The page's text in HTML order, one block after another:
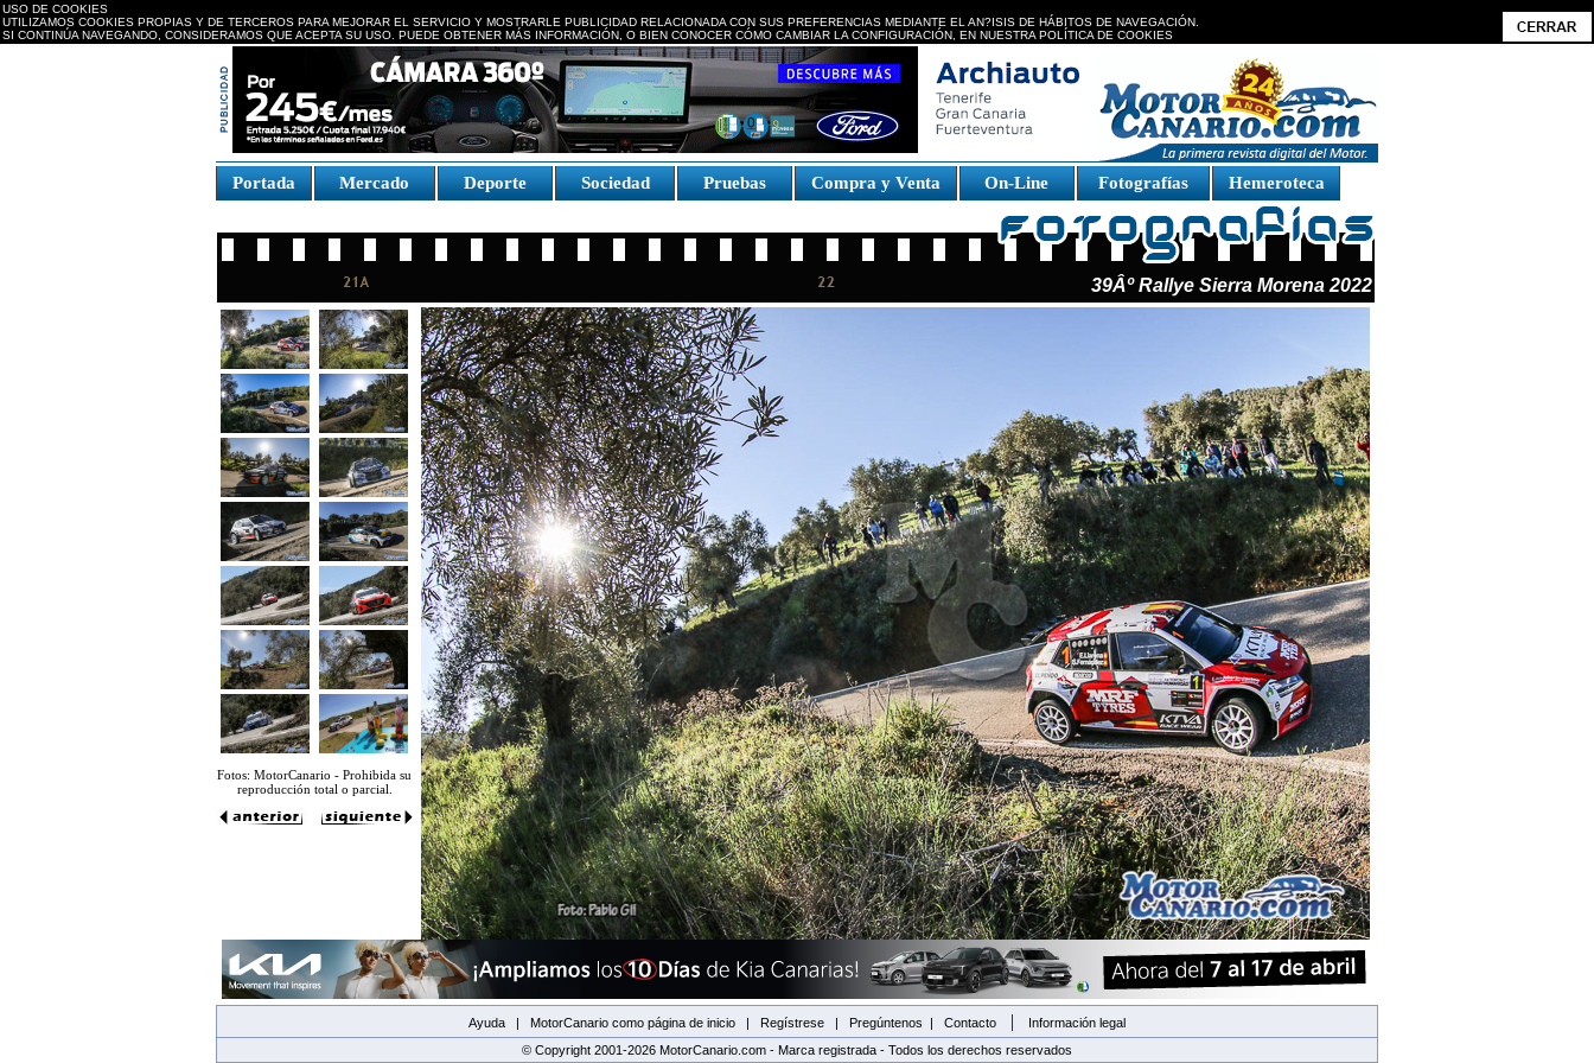
USO DE COOKIES
UTILIZAMOS COOKIES PROPIAS Y DE TERCEROS PARA MEJORAR EL SERVICIO Y MOSTRARLE PUBLICIDAD RELACIONADA CON SUS PREFERENCIAS MEDIANTE EL AN?ISIS DE HÁBITOS DE NAVEGACIÓN.
SI CONTINÚA NAVEGANDO, CONSIDERAMOS QUE ACEPTA SU USO. PUEDE OBTENER MÁS INFORMACIÓN, O BIEN CONOCER CÓMO CAMBIAR LA CONFIGURACIÓN, EN NUESTRA POLÍTICA DE COOKIES
Portada Mercado Deporte Sociedad Pruebas Compra y Venta On-Line Fotografías Hemeroteca
39Âº Rallye Sierra Morena 2022
Fotos: MotorCanario - Prohibida su
reproducción total o parcial.
Ayuda | MotorCanario como página de inicio | Regístrese | Pregúntenos | Contacto |
Información legal
© Copyright 2001-2026 MotorCanario.com - Marca registrada - Todos los derechos reservados